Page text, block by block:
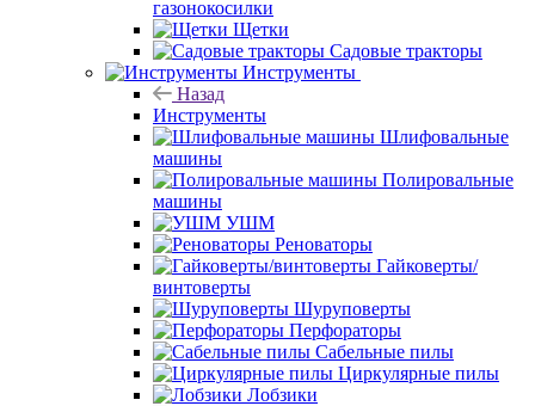
газонокосилки
Щетки
Садовые тракторы
Инструменты
Назад
Инструменты
Шлифовальные
машины
Полировальные
машины
УШМ
Реноваторы
Гайковерты/
винтоверты
Шуруповерты
Перфораторы
Сабельные пилы
Циркулярные пилы
Лобзики